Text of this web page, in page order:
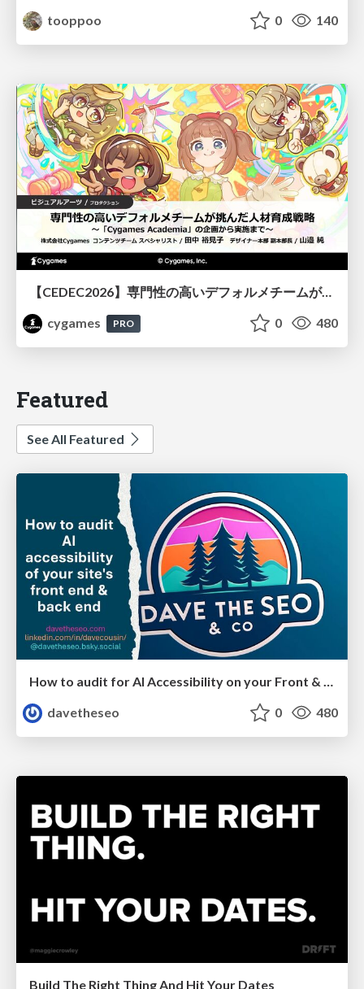
tooppoo
0 140
【CEDEC2026】専門性の高いデフォルメチームが挑んだ人材育成戦略 〜Cygames Academiaの企画から実施まで〜
cygames
PRO 0 480
Featured
See All Featured
How to audit for AI Accessibility on your Front & Back End
davetheseo
0 480
Build The Right Thing And Hit Your Dates